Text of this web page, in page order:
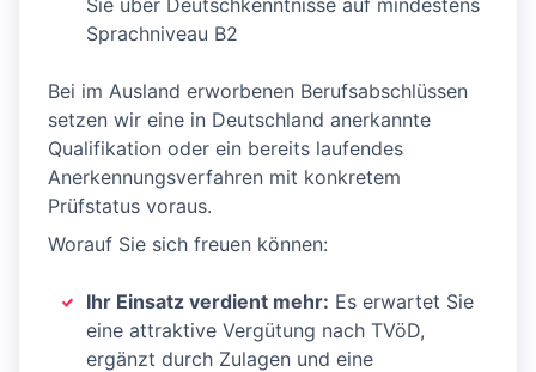
Sie über Deutschkenntnisse auf mindestens
Sprachniveau B2
Bei im Ausland erworbenen Berufsabschlüssen
setzen wir eine in Deutschland anerkannte
Qualifikation oder ein bereits laufendes
Anerkennungsverfahren mit konkretem
Prüfstatus voraus.
Worauf Sie sich freuen können:
Ihr Einsatz verdient mehr: Es erwartet Sie
eine attraktive Vergütung nach TVöD,
ergänzt durch Zulagen und eine